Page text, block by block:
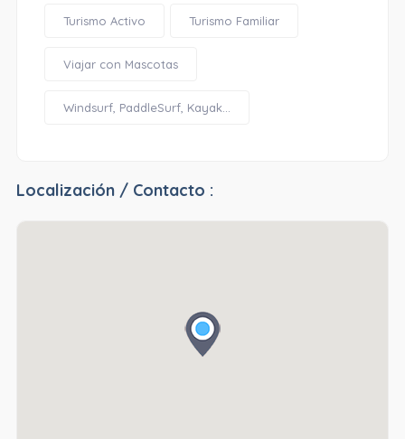
Turismo Activo Turismo Familiar
Viajar con Mascotas
Windsurf, PaddleSurf, Kayak...
Localización / Contacto :